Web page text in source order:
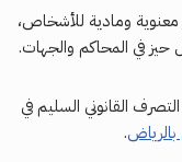
معنوية ومادية للأشخاص،
في المحاكم والجهات.
القانوني السليم في
.